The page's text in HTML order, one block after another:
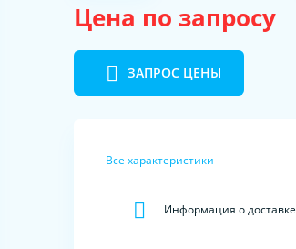
Цена по запросу
ЗАПРОС ЦЕНЫ
Все характеристики
Информация о доставке